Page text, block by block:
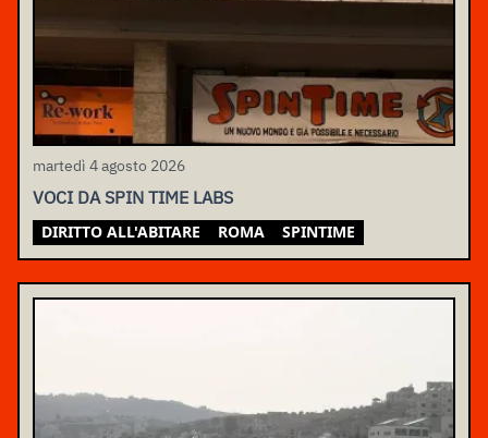
martedì 4 agosto 2026
VOCI DA SPIN TIME LABS
DIRITTO ALL'ABITARE ROMA SPINTIME